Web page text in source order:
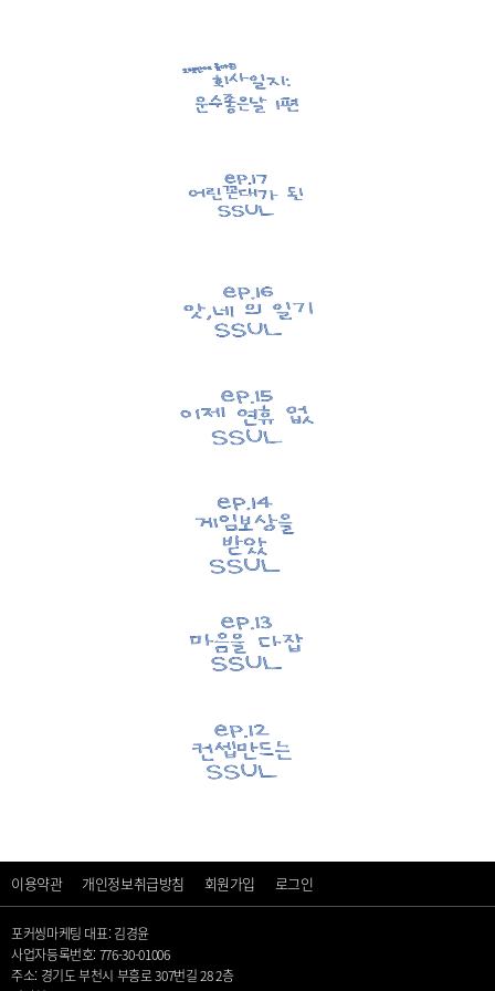
이용약관 개인정보취급방침 회원가입 로그인
포커씽마케팅 대표: 김경윤
사업자등록번호: 776-30-01006
주소: 경기도 부천시 부흥로 307번길 28 2층